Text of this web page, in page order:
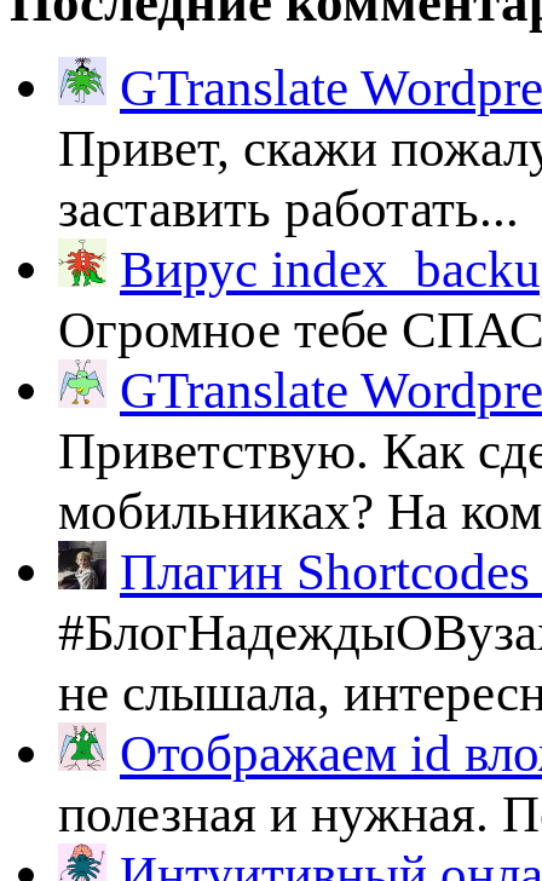
GTranslate
Привет, скажи
заставить работать...
Вирус
Огромное тебе
GTranslate
Приветствую. Как
мобильниках? На
Плагин
не слышала,
Отображаем id
полезная и нужная.